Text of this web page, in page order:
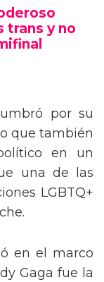
trans y no
por su
que también
en un
una de las
LGBTQ+
en el marco
Gaga fue la